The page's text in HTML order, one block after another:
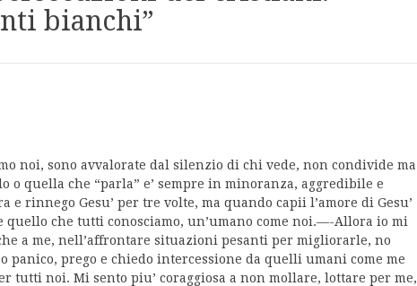
bianchi”
noi, sono avvalorate dal silenzio di chi vede, non condivide ma
o quella che “parla” e’ sempre in minoranza, aggredibile e
rinnego Gesu’ per tre volte, ma quando capii l’amore di Gesu’
che tutti conosciamo, un’umano come noi.—-Allora io mi
a me, nell’affrontare situazioni pesanti per migliorarle, no
prego e chiedo intercessione da quelli umani come me
tutti noi. Mi sento piu’ coraggiosa a non mollare, lottare per me,